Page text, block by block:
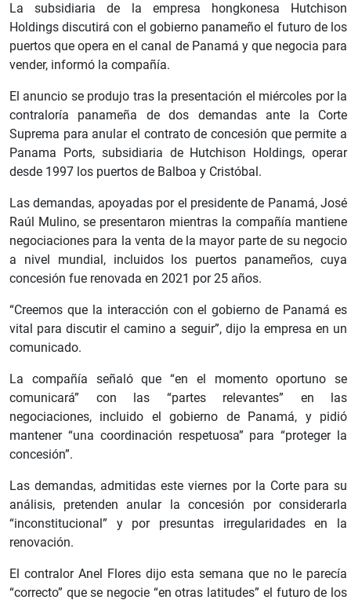
La subsidiaria de la empresa hongkonesa Hutchison
Holdings discutirá con el gobierno panameño el futuro de los
puertos que opera en el canal de Panamá y que negocia para
vender, informó la compañía.
El anuncio se produjo tras la presentación el miércoles por la
contraloría panameña de dos demandas ante la Corte
Suprema para anular el contrato de concesión que permite a
Panama Ports, subsidiaria de Hutchison Holdings, operar
desde 1997 los puertos de Balboa y Cristóbal.
Las demandas, apoyadas por el presidente de Panamá, José
Raúl Mulino, se presentaron mientras la compañía mantiene
negociaciones para la venta de la mayor parte de su negocio
a nivel mundial, incluidos los puertos panameños, cuya
concesión fue renovada en 2021 por 25 años.
“Creemos que la interacción con el gobierno de Panamá es
vital para discutir el camino a seguir”, dijo la empresa en un
comunicado.
La compañía señaló que “en el momento oportuno se
comunicará” con las “partes relevantes” en las
negociaciones, incluido el gobierno de Panamá, y pidió
mantener “una coordinación respetuosa” para “proteger la
concesión”.
Las demandas, admitidas este viernes por la Corte para su
análisis, pretenden anular la concesión por considerarla
“inconstitucional” y por presuntas irregularidades en la
renovación.
El contralor Anel Flores dijo esta semana que no le parecía
“correcto” que se negocie “en otras latitudes” el futuro de los